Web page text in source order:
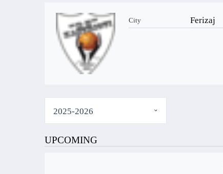
City Ferizaj
UPCOMING